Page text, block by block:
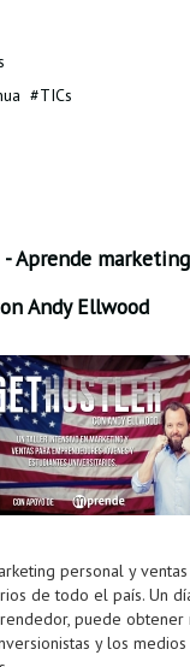
TICs
Aprende
Andy Ellwood
personal y
de todo el país. Un
puede obtener
y los